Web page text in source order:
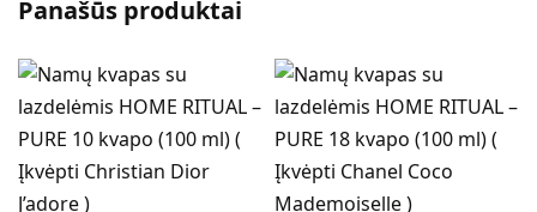
Panašūs produktai